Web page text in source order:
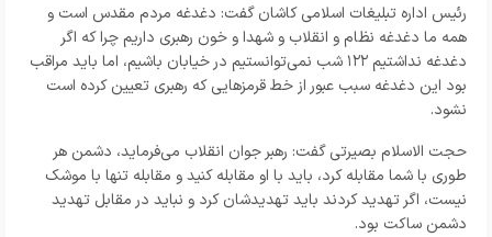
رئیس اداره تبلیغات اسلامی کاشان گفت: دغدغه مردم مقدس است و
همه ما دغدغه نظام و انقلاب و شهدا و خون رهبری داریم چرا که اگر
دغدغه نداشتیم ۱۲۲ شب نمی‌توانستیم در خیابان باشیم، اما باید مراقب
بود این دغدغه سبب عبور از خط قرمز‌هایی که رهبری تعیین کرده است
نشود.
حجت الاسلام بصیرتی گفت: رهبر جوان انقلاب می‌فرماید، دشمن هر
طوری با شما مقابله کرد، باید با او مقابله کنید و مقابله تنها با موشک
نیست، اگر تهدید کردند باید تهدیدشان کرد و نباید در مقابل تهدید
دشمن ساکت بود.